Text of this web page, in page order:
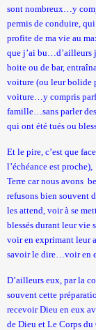
sont nombreux…y
permis de conduire,
profite de ma vie au
que j’ai bu…d’ailleurs
boite ou de bar,
voiture (ou leur bolide
voiture…y compris
famille…sans parler
qui ont été tués ou
Et le pire, c’est que
l’échéance est proche),
Terre car nous avons
refusons bien souvent
les attend, voir à se
blessés durant leur vie
voir en exprimant leur
savoir le dire…voir en
D’ailleurs eux, par la
souvent cette
recevoir Dieu en eux
de Dieu et Le Corps